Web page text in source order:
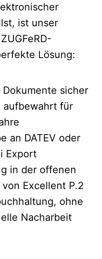
ist unser
Lösung:
sicher
aufbewahrt für
an DATEV oder
Export
in der offenen
Excellent P.2
ohne
Nacharbeit